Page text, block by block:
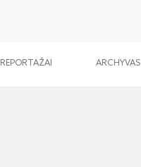
REPORTAŽAI ARCHYVAS